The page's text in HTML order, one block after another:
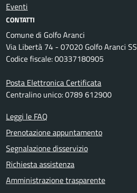
Eventi
CONTATTI
Comune di Golfo Aranci
Via Libertà 74 - 07020 Golfo Aranci SS
Codice fiscale: 00337180905
Posta Elettronica Certificata
Centralino unico: 0789 612900
Leggi le FAQ
Prenotazione appuntamento
Segnalazione disservizio
Richiesta assistenza
Amministrazione trasparente